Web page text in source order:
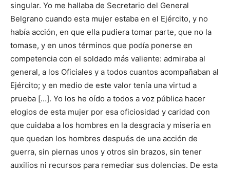
singular. Yo me hallaba de Secretario del General
Belgrano cuando esta mujer estaba en el Ejército, y no
había acción, en que ella pudiera tomar parte, que no la
tomase, y en unos términos que podía ponerse en
competencia con el soldado más valiente: admiraba al
general, a los Oficiales y a todos cuantos acompañaban al
Ejército; y en medio de este valor tenía una virtud a
prueba […]. Yo los he oído a todos a voz pública hacer
elogios de esta mujer por esa oficiosidad y caridad con
que cuidaba a los hombres en la desgracia y miseria en
que quedan los hombres después de una acción de
guerra, sin piernas unos y otros sin brazos, sin tener
auxilios ni recursos para remediar sus dolencias. De esta